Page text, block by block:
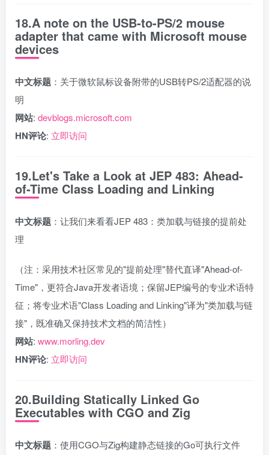
18.A note on the USB-to-PS/2 mouse
adapter that came with Microsoft mouse
devices
中文标题 ：关于微软鼠标设备附带的USB转PS/2适配器的说
明
网站: devblogs.microsoft.com
HN评论: 立即访问
19.Let's Take a Look at JEP 483: Ahead-
of-Time Class Loading and Linking
中文标题 ：让我们来看看JEP 483：类加载与链接的提前处
理
（注：采用技术社区常见的"提前处理"替代直译"Ahead-of-
Time"，更符合Java开发者语境；保留JEP编号的专业术语特
征；将专业术语"Class Loading and Linking"译为"类加载与链
接"，既准确又保持技术文档的简洁性）
网站: www.morling.dev
HN评论: 立即访问
20.Building Statically Linked Go
Executables with CGO and Zig
中文标题 ：使用CGO与Zig构建静态链接的Go可执行文件